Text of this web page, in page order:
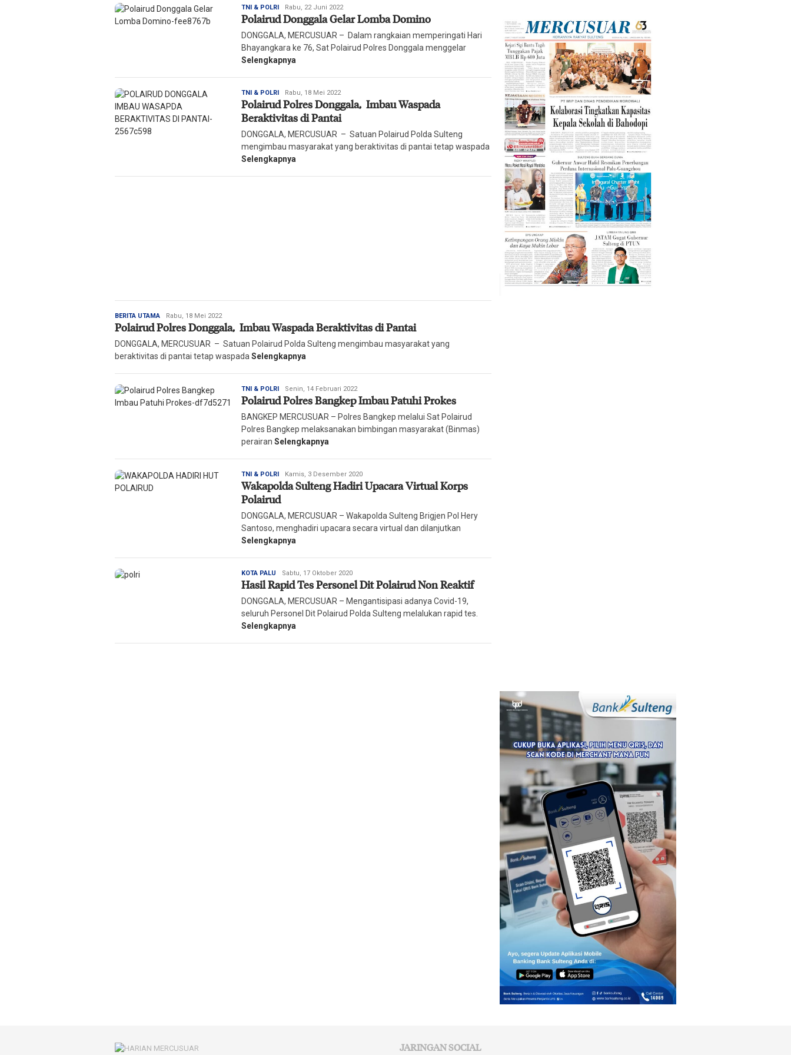
TNI & POLRIRedaksi
Harian
Mercusuar
Rabu, 22 Juni 2022
Polairud Donggala Gelar Lomba Domino
DONGGALA, MERCUSUAR – Dalam rangkaian memperingati Hari
Bhayangkara ke 76, Sat Polairud Polres Donggala menggelar
Selengkapnya
TNI & POLRIRedaksi
Harian
Mercusuar
Rabu, 18 Mei 2022
Polairud Polres Donggala, Imbau Waspada
Beraktivitas di Pantai
DONGGALA, MERCUSUAR – Satuan Polairud Polda Sulteng
mengimbau masyarakat yang beraktivitas di pantai tetap waspada
Selengkapnya
BERITA UTAMARedaksi
Harian
Mercusuar
Rabu, 18 Mei 2022
Polairud Polres Donggala, Imbau Waspada Beraktivitas di Pantai
DONGGALA, MERCUSUAR – Satuan Polairud Polda Sulteng mengimbau masyarakat yang
beraktivitas di pantai tetap waspada Selengkapnya
TNI & POLRIRedaksi
Harian
Mercusuar
Senin, 14 Februari 2022
Polairud Polres Bangkep Imbau Patuhi Prokes
BANGKEP MERCUSUAR – Polres Bangkep melalui Sat Polairud
Polres Bangkep melaksanakan bimbingan masyarakat (Binmas)
perairan Selengkapnya
TNI & POLRIRedaksi
Harian
Mercusuar
Kamis, 3 Desember 2020
Wakapolda Sulteng Hadiri Upacara Virtual Korps
Polairud
DONGGALA, MERCUSUAR – Wakapolda Sulteng Brigjen Pol Hery
Santoso, menghadiri upacara secara virtual dan dilanjutkan
Selengkapnya
KOTA PALU Redaksi
Harian
Mercusuar
Sabtu, 17 Oktober 2020
Hasil Rapid Tes Personel Dit Polairud Non Reaktif
DONGGALA, MERCUSUAR – Mengantisipasi adanya Covid-19,
seluruh Personel Dit Polairud Polda Sulteng melalukan rapid tes.
Selengkapnya
JARINGAN SOCIAL